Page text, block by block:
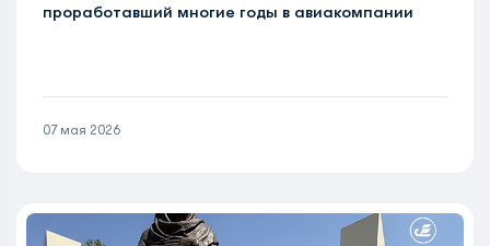
проработавший многие годы в авиакомпании
07 мая 2026